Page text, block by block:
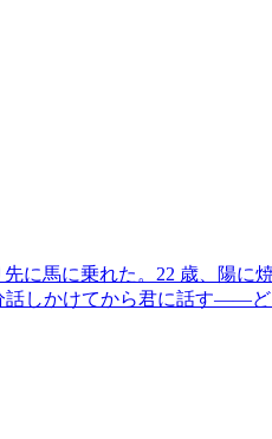
に馬に乗れた。22 歳、陽
話しかけてから君に話す——